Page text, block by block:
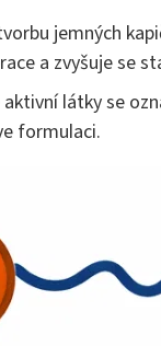
jemných
a zvyšuje se
látky se
formulaci.